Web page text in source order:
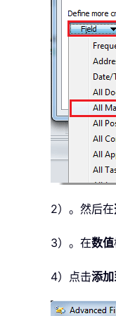
2）。然后在
3）。在数值
4）点击添